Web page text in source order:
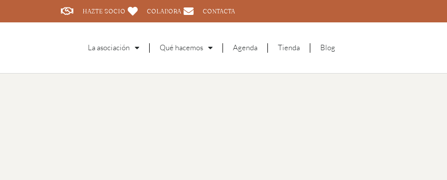
HAZTE SOCIO COLABORA CONTACTA
La asociación Qué hacemos Agenda Tienda Blog